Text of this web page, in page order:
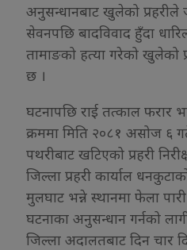
अनुसन्धानबाट खुलेको प्रहरीले
सेवनपछि बादविवाद हुँदा
तामाङको हत्या गरेको खुलेको
छ ।
घटनापछि राई तत्काल फरार
क्रममा मिति २०८१ असोज ६
पथरीबाट खटिएको प्रहरी
जिल्ला प्रहरी कार्याल
मुलघाट भन्ने स्थानमा फेला
घटनाका अनुसन्धान गर्नको
जिल्ला अदालतबाट दिन चार